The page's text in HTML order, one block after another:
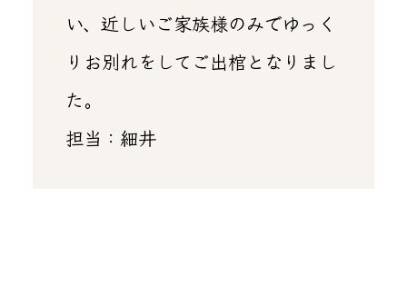
い、近しいご家族様のみでゆっく
りお別れをしてご出棺となりまし
た。
担当：細井